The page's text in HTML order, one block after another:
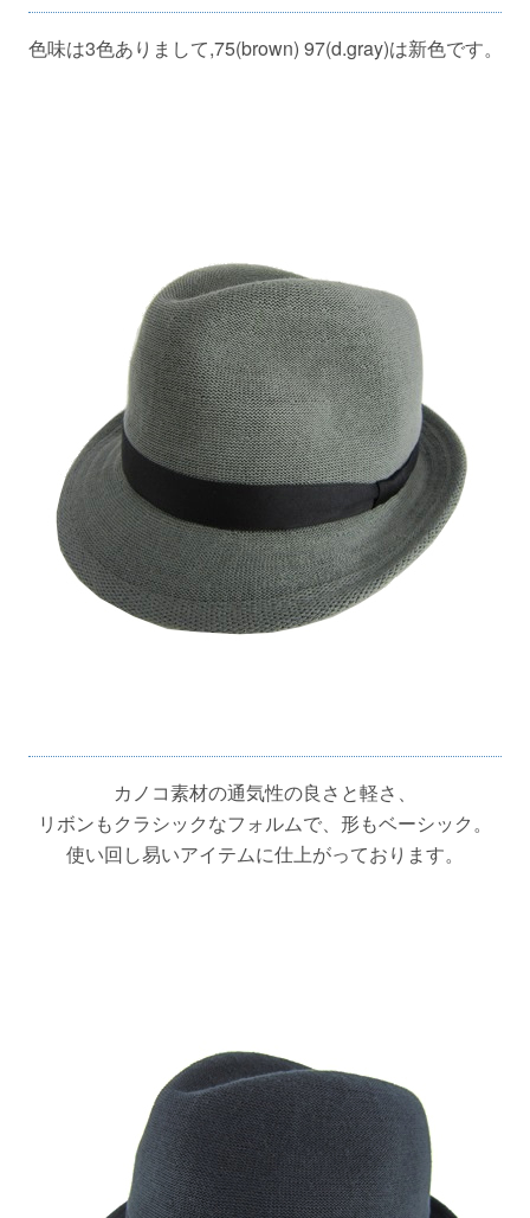
色味は3色ありまして,75(brown) 97(d.gray)は新色です。
カノコ素材の通気性の良さと軽さ、
リボンもクラシックなフォルムで、形もベーシック。
使い回し易いアイテムに仕上がっております。